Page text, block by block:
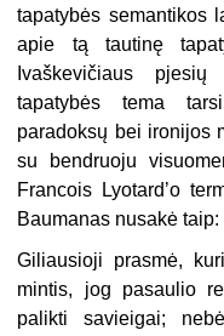
tapatybės semantikos
apie tą tautinę
Ivaškevičiaus
tapatybės tema
paradoksų bei ironijos
su bendruoju
Francois Lyotard’o
Baumanas nusakė taip:
Giliausioji prasmė,
mintis, jog pasaulio
palikti savieigai;